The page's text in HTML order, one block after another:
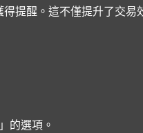
提醒。這不僅提升了交易
的選項。